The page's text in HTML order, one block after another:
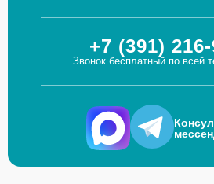
+7 (391)
Звонок бесплатный по всей